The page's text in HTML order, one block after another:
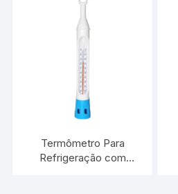
Termômetro Para
Refrigeração com